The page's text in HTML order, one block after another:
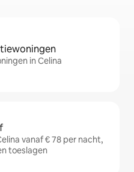
in Celina
vanaf € 78 per nacht,
toeslagen